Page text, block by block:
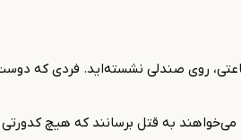
روی صندلی نشسته‌اید. فردی که
به قتل برسانند که هیچ کدورتی